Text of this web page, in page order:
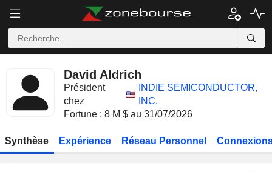
David Aldrich
Président
chez
INDIE SEMICONDUCTOR,
INC.
Fortune : 8 M $ au 31/07/2026
Synthèse Expérience Réseau Personnel